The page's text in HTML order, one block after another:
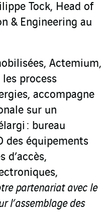
Tock, Head of
& Engineering au
Actemium,
les process
accompagne
sur un
: bureau
des équipements
d’accès,
partenariat avec le
l’assemblage des